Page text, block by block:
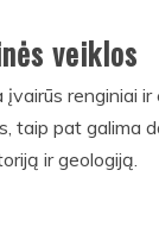
veiklos
renginiai
taip pat galima
ir geologiją.